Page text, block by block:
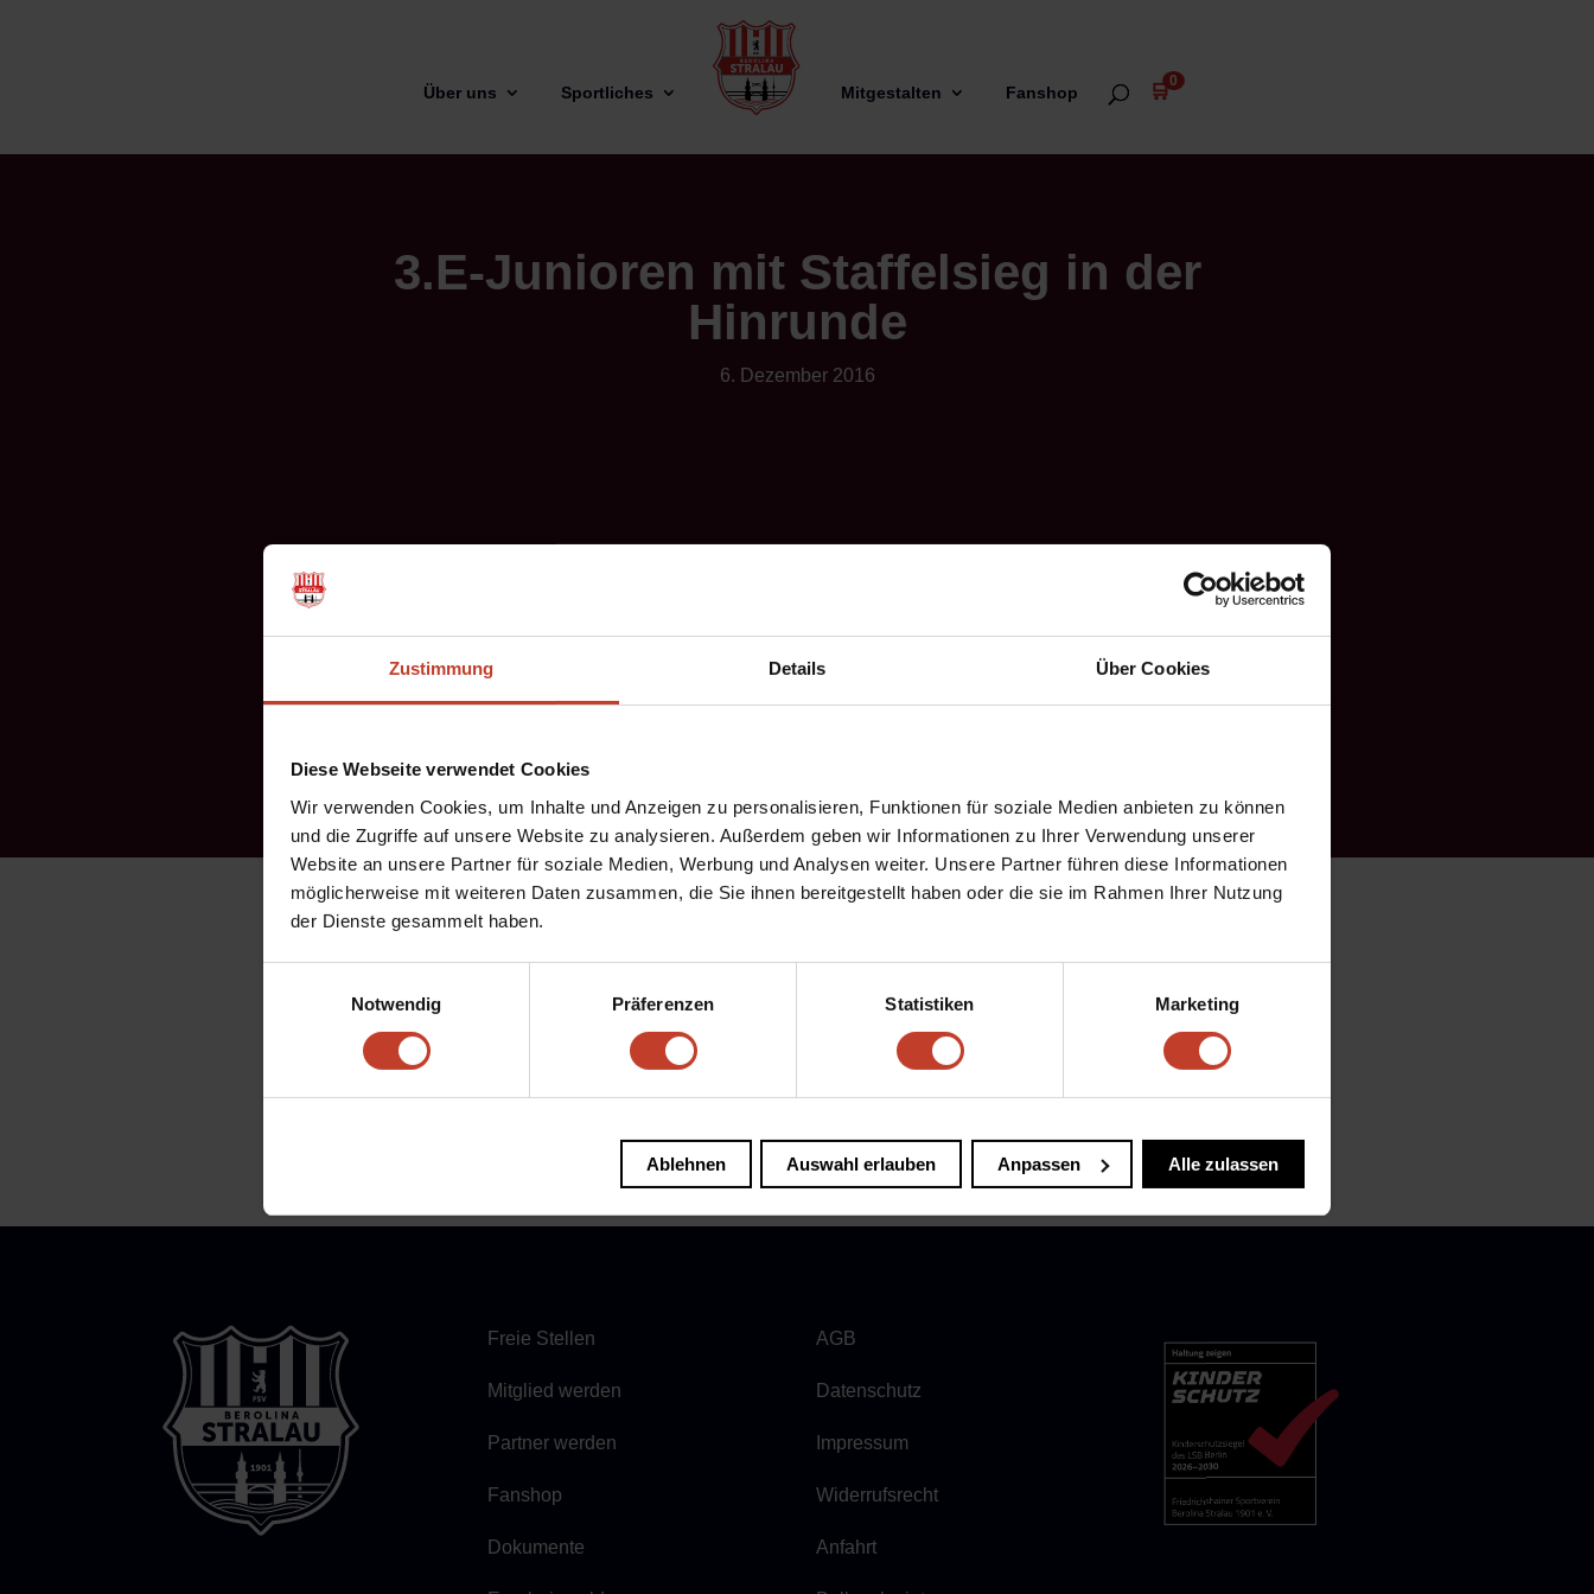
Zustimmung Details Über Cookies
Diese Webseite verwendet Cookies
Wir verwenden Cookies, um Inhalte und Anzeigen zu personalisieren, Funktionen für soziale Medien anbieten zu können
und die Zugriffe auf unsere Website zu analysieren. Außerdem geben wir Informationen zu Ihrer Verwendung unserer
Website an unsere Partner für soziale Medien, Werbung und Analysen weiter. Unsere Partner führen diese Informationen
möglicherweise mit weiteren Daten zusammen, die Sie ihnen bereitgestellt haben oder die sie im Rahmen Ihrer Nutzung
der Dienste gesammelt haben.
Notwendig
Präferenzen Statistiken Marketing
Ablehnen Auswahl erlauben Anpassen Alle zulassen
Über uns Sportliches Mitgestalten Fanshop 🛒0
3.E-Junioren mit Staffelsieg in der
Hinrunde
6. Dezember 2016
Glückwunsch an die 3.E-Junioren mit dem Trainergespann Gärtner/ Iburg zum Staffelsieg in der Hinrunde. Möge
Allgemein
Freie Stellen
Mitglied werden
Partner werden
Fanshop
Dokumente
AGB
Datenschutz
Impressum
Widerrufsrecht
Anfahrt